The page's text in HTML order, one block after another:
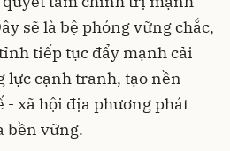
sẽ là bệ phóng vững chắc,
tiếp tục đẩy mạnh cải
lực cạnh tranh, tạo nền
- xã hội địa phương phát
bền vững.